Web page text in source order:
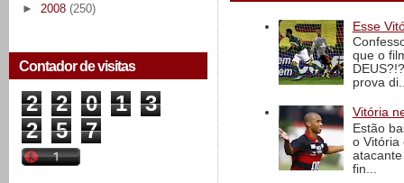
► 2008 (250)
Contador de visitas
2 2 0 1
3
2
5 7
Esse
que o
prova
Vitória
Estão
o Vitória
fin...